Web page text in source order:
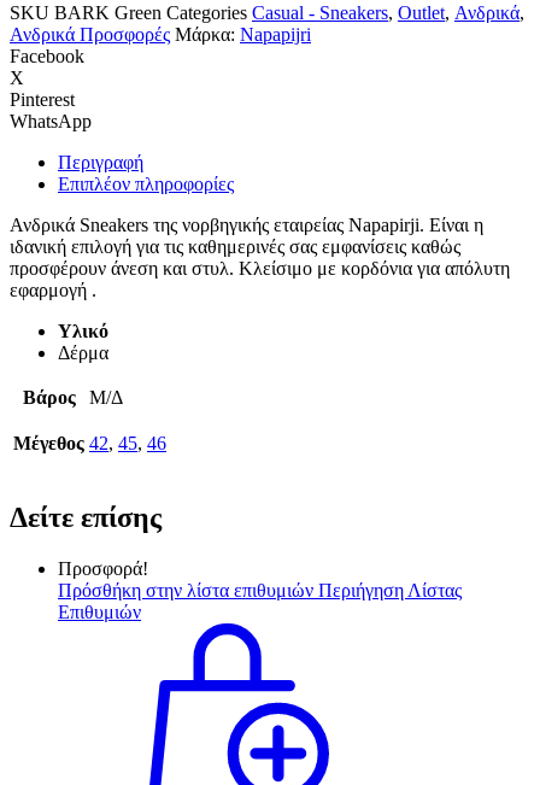
SKU BARK Green Categories Casual - Sneakers, Outlet, Ανδρικά,
Ανδρικά Προσφορές Μάρκα: Napapijri
Facebook
X
Pinterest
WhatsApp
Περιγραφή
Επιπλέον πληροφορίες
Ανδρικά Sneakers της νορβηγικής εταιρείας Napapirji. Είναι η
ιδανική επιλογή για τις καθημερινές σας εμφανίσεις καθώς
προσφέρουν άνεση και στυλ. Κλείσιμο με κορδόνια για απόλυτη
εφαρμογή .
Υλικό
Δέρμα
Βάρος Μ/Δ
Μέγεθος 42, 45, 46
Δείτε επίσης
Προσφορά!
Πρόσθήκη στην λίστα επιθυμιών Περιήγηση Λίστας
Επιθυμιών